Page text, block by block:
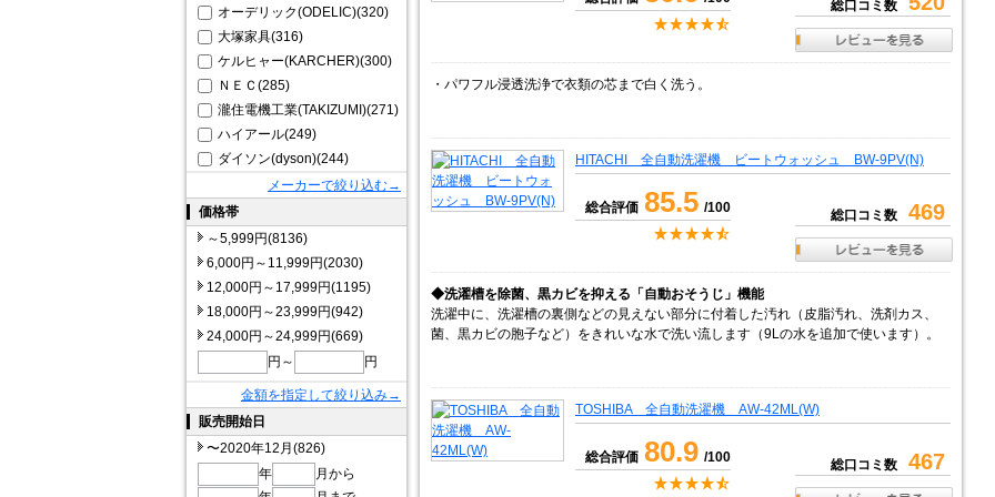
オーデリック(ODELIC)(320)
大塚家具(316)
ケルヒャー(KARCHER)(300)
ＮＥＣ(285)
瀧住電機工業(TAKIZUMI)(271)
ハイアール(249)
ダイソン(dyson)(244)
メーカーで絞り込む→
価格帯
～5,999円(8136)
6,000円～11,999円(2030)
12,000円～17,999円(1195)
18,000円～23,999円(942)
24,000円～24,999円(669)
円～
円
金額を指定して絞り込み→
販売開始日
〜2020年12月(826)
年
月から
総口コミ数
・パワフル浸透洗浄で衣類の芯まで白く洗う。
HITACHI 全自動洗濯機 ビートウォッシュ BW-9PV(N)
総合評価 85.5 /100 総口コミ数 469
◆洗濯槽を除菌、黒カビを抑える「自動おそうじ」機能
洗濯中に、洗濯槽の裏側などの見えない部分に付着した汚れ（皮脂汚れ、洗剤カス、
菌、黒カビの胞子など）をきれいな水で洗い流します（9Lの水を追加で使います）。
TOSHIBA 全自動洗濯機 AW-42ML(W)
総合評価 80.9 /100 総口コミ数 467